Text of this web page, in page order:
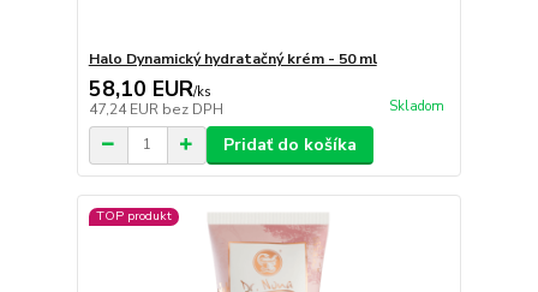
Halo Dynamický hydratačný krém - 50 ml
58,10 EUR/ks
47,24 EUR bez DPH Skladom
Pridať do košíka
TOP produkt